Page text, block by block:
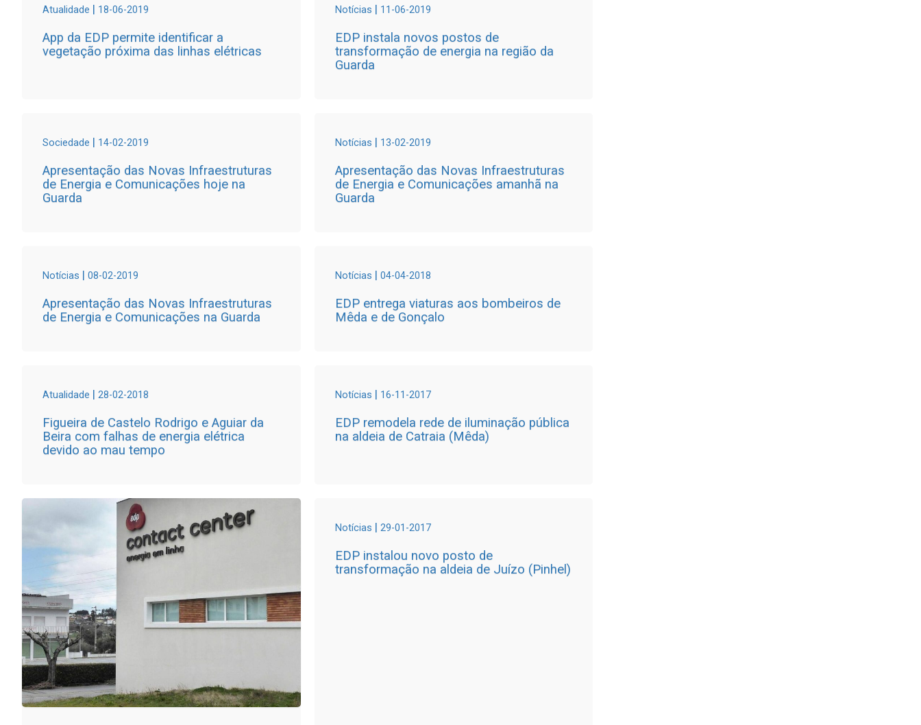
Atualidade | 18-06-2019
App da EDP permite identificar a
vegetação próxima das linhas elétricas
Notícias | 11-06-2019
EDP instala novos postos de
transformação de energia na região da
Guarda
Sociedade | 14-02-2019
Apresentação das Novas Infraestruturas
de Energia e Comunicações hoje na
Guarda
Notícias | 13-02-2019
Apresentação das Novas Infraestruturas
de Energia e Comunicações amanhã na
Guarda
Notícias | 08-02-2019
Apresentação das Novas Infraestruturas
de Energia e Comunicações na Guarda
Notícias | 04-04-2018
EDP entrega viaturas aos bombeiros de
Mêda e de Gonçalo
Atualidade | 28-02-2018
Figueira de Castelo Rodrigo e Aguiar da
Beira com falhas de energia elétrica
devido ao mau tempo
Notícias | 16-11-2017
EDP remodela rede de iluminação pública
na aldeia de Catraia (Mêda)
Notícias | 29-01-2017
EDP instalou novo posto de
transformação na aldeia de Juízo (Pinhel)